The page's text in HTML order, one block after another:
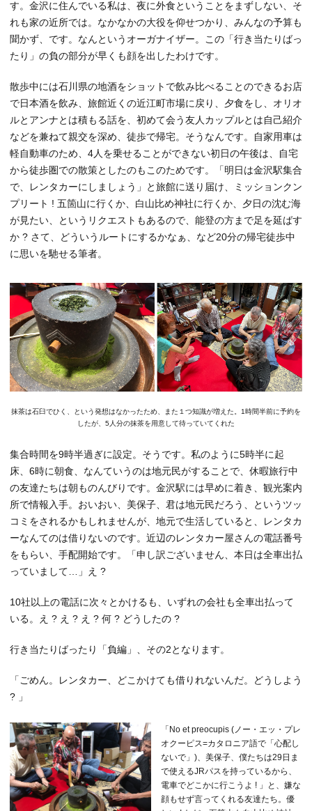
す。金沢に住んでいる私は、夜に外食ということをまずしない、そ
れも家の近所では。なかなかの大役を仰せつかり、みんなの予算も
聞かず、です。なんというオーガナイザー。この「行き当たりばっ
たり」の負の部分が早くも顔を出したわけです。
散歩中には石川県の地酒をショットで飲み比べることのできるお店
で日本酒を飲み、旅館近くの近江町市場に戻り、夕食をし、オリオ
ルとアンナとは積もる話を、初めて会う友人カップルとは自己紹介
などを兼ねて親交を深め、徒歩で帰宅。そうなんです。自家用車は
軽自動車のため、4人を乗せることができない初日の午後は、自宅
から徒歩圏での散策としたのもこのためです。「明日は金沢駅集合
で、レンタカーにしましょう」と旅館に送り届け、ミッションクン
プリート ! 五箇山に行くか、白山比め神社に行くか、夕日の沈む海
が見たい、というリクエストもあるので、能登の方まで足を延ばす
か ? さて、どういうルートにするかなぁ、など20分の帰宅徒歩中
に思いを馳せる筆者。
抹茶は石臼でひく、という発想はなかったため、また１つ知識が増えた。1時間半前に予約を
したが、5人分の抹茶を用意して待っていてくれた
集合時間を9時半過ぎに設定。そうです。私のように5時半に起
床、6時に朝食、なんていうのは地元民がすることで、休暇旅行中
の友達たちは朝ものんびりです。金沢駅には早めに着き、観光案内
所で情報入手。おいおい、美保子、君は地元民だろう、というツッ
コミをされるかもしれませんが、地元で生活していると、レンタカ
ーなんてのは借りないのです。近辺のレンタカー屋さんの電話番号
をもらい、手配開始です。「申し訳ございません、本日は全車出払
っていまして…」え ?
10社以上の電話に次々とかけるも、いずれの会社も全車出払って
いる。え ? え ? え ? 何 ? どうしたの ?
行き当たりばったり「負編」、その2となります。
「ごめん。レンタカー、どこかけても借りれないんだ。どうしよう
? 」
「No et preocupis (ノー・エッ・プレ
オクーピス=カタロニア語で「心配し
ないで」)、美保子、僕たちは29日ま
で使えるJRパスを持っているから、
電車でどこかに行こうよ ! 」と、嫌な
顔もせず言ってくれる友達たち。優